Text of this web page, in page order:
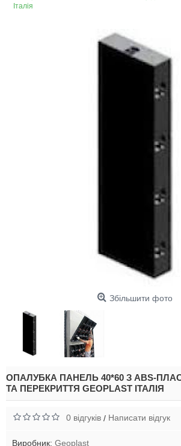
Італія
Збільшити фото
ОПАЛУБКА ПАНЕЛЬ 40*60 З ABS-
ТА ПЕРЕКРИТТЯ GEOPLAST ІТАЛІЯ
0 відгуків / Написати відгук
Виробник: Geoplast